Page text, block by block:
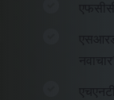
एफसीसी